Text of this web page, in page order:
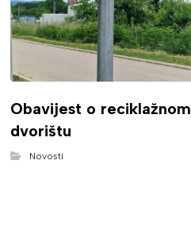
Obavijest o reciklažnom
dvorištu
Novosti